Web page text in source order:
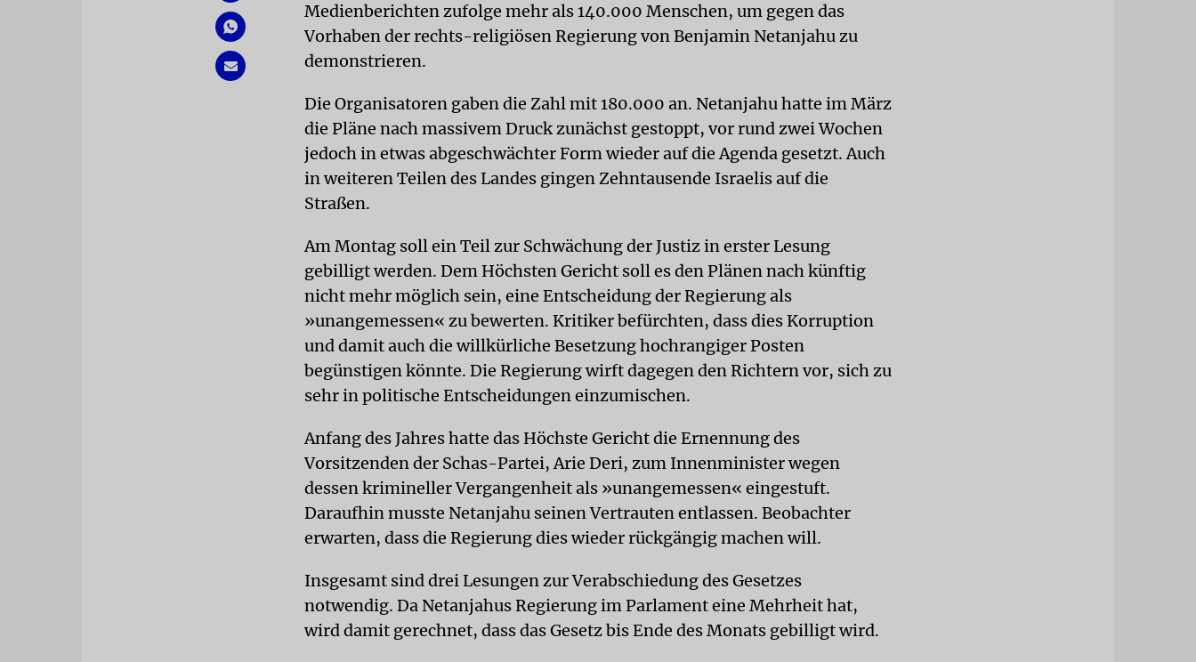
Medienberichten zufolge mehr als 140.000 Menschen, um gegen das
Vorhaben der rechts-religiösen Regierung von Benjamin Netanjahu zu
demonstrieren.
Die Organisatoren gaben die Zahl mit 180.000 an. Netanjahu hatte im März
die Pläne nach massivem Druck zunächst gestoppt, vor rund zwei Wochen
jedoch in etwas abgeschwächter Form wieder auf die Agenda gesetzt. Auch
in weiteren Teilen des Landes gingen Zehntausende Israelis auf die
Straßen.
Am Montag soll ein Teil zur Schwächung der Justiz in erster Lesung
gebilligt werden. Dem Höchsten Gericht soll es den Plänen nach künftig
nicht mehr möglich sein, eine Entscheidung der Regierung als
»unangemessen« zu bewerten. Kritiker befürchten, dass dies Korruption
und damit auch die willkürliche Besetzung hochrangiger Posten
begünstigen könnte. Die Regierung wirft dagegen den Richtern vor, sich zu
sehr in politische Entscheidungen einzumischen.
Anfang des Jahres hatte das Höchste Gericht die Ernennung des
Vorsitzenden der Schas-Partei, Arie Deri, zum Innenminister wegen
dessen krimineller Vergangenheit als »unangemessen« eingestuft.
Daraufhin musste Netanjahu seinen Vertrauten entlassen. Beobachter
erwarten, dass die Regierung dies wieder rückgängig machen will.
Insgesamt sind drei Lesungen zur Verabschiedung des Gesetzes
notwendig. Da Netanjahus Regierung im Parlament eine Mehrheit hat,
wird damit gerechnet, dass das Gesetz bis Ende des Monats gebilligt wird.